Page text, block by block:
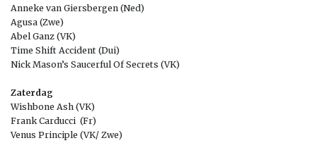
Anneke van Giersbergen (Ned)
Agusa (Zwe)
Abel Ganz (VK)
Time Shift Accident (Dui)
Nick Mason’s Saucerful Of Secrets (VK)
Zaterdag
Wishbone Ash (VK)
Frank Carducci (Fr)
Venus Principle (VK/ Zwe)